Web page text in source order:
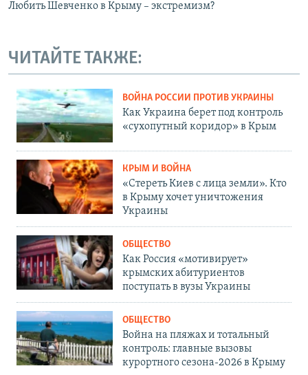
Любить Шевченко в Крыму – экстремизм?
ЧИТАЙТЕ ТАКЖЕ:
ВОЙНА РОССИИ ПРОТИВ УКРАИНЫ
Как Украина берет под контроль
«сухопутный коридор» в Крым
КРЫМ И ВОЙНА
«Стереть Киев с лица земли». Кто
в Крыму хочет уничтожения
Украины
ОБЩЕСТВО
Как Россия «мотивирует»
крымских абитуриентов
поступать в вузы Украины
ОБЩЕСТВО
Война на пляжах и тотальный
контроль: главные вызовы
курортного сезона-2026 в Крыму